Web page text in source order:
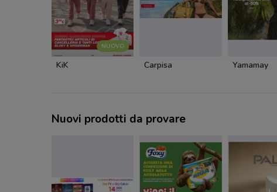
NUOVO
KiK Carpisa Yamamay
Nuovi prodotti da provare